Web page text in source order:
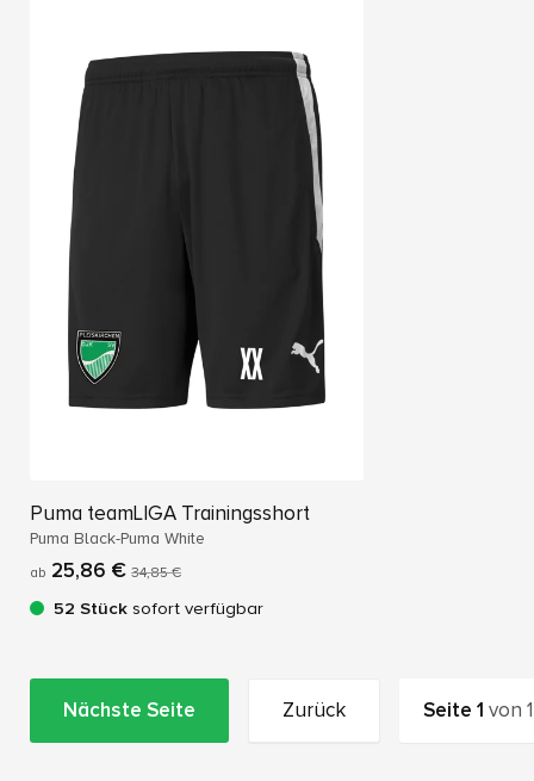
Puma teamLIGA Trainingsshort
Puma Black-Puma White
ab 25,86 € 34,85 €
52 Stück sofort verfügbar
Nächste Seite Zurück Seite1 von1